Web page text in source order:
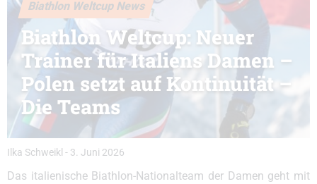
Biathlon Weltcup News
Biathlon Weltcup: Neuer
Trainer für Italiens Damen –
Polen setzt auf Kontinuität –
Die Teams
Ilka Schweikl - 3. Juni 2026
Das italienische Biathlon-Nationalteam der Damen geht mit